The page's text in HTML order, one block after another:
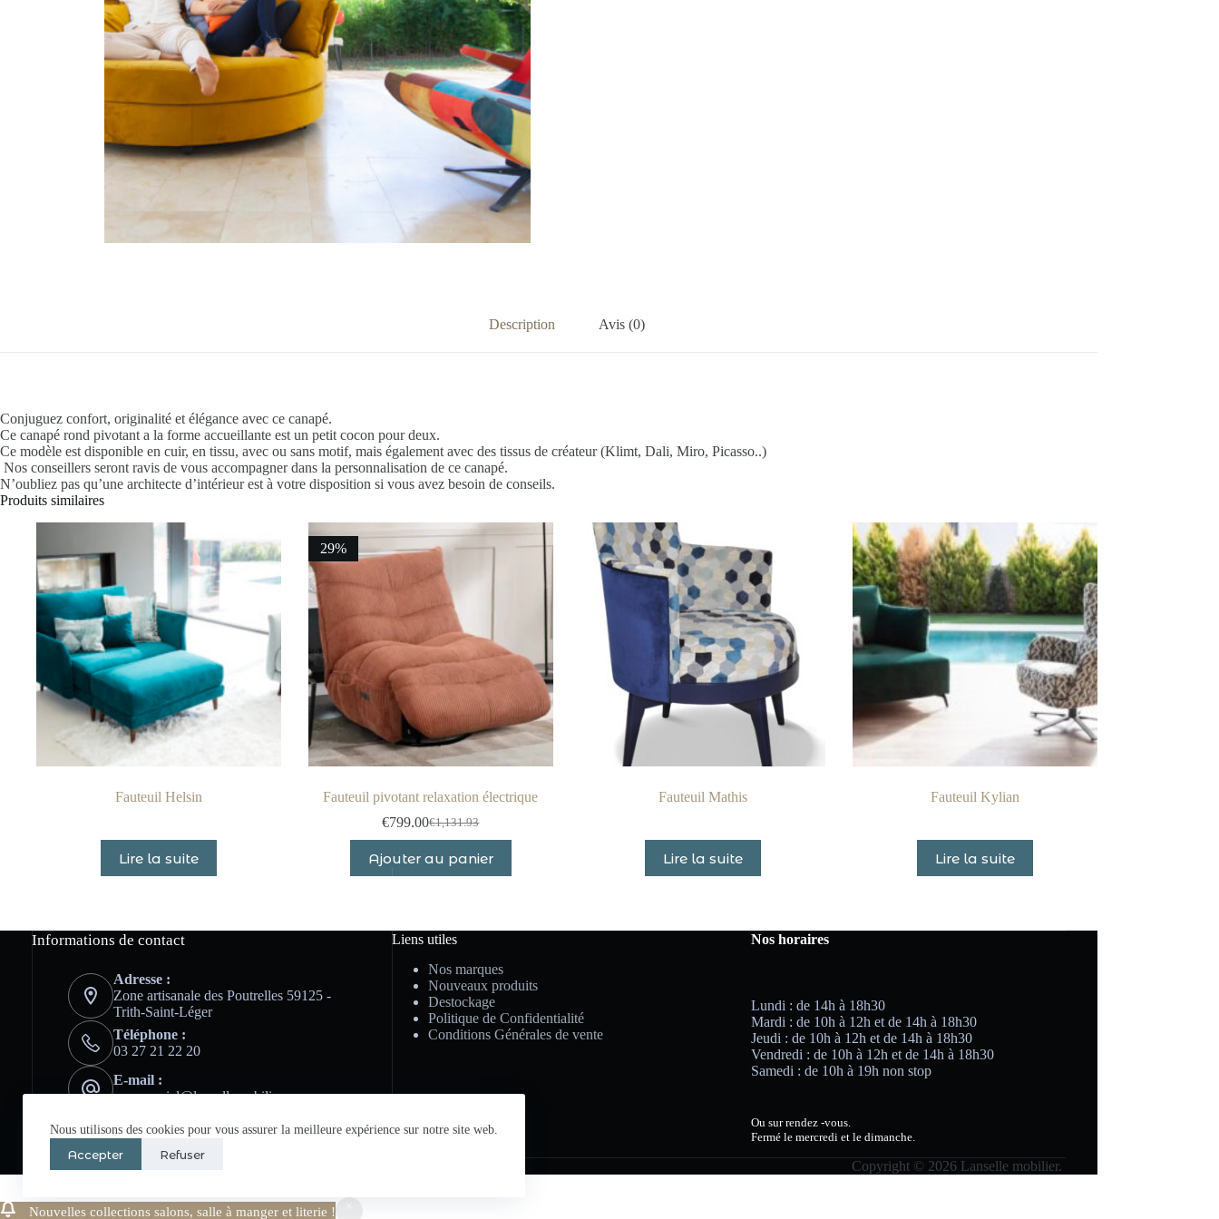
Nouvelles collections salons, salle à manger et literie !
Nous utilisons des cookies pour vous assurer la meilleure expérience sur notre site web.
Accepter Refuser
Description Avis (0)
Conjuguez confort, originalité et élégance avec ce canapé.
Ce canapé rond pivotant a la forme accueillante est un petit cocon pour deux.
Ce modèle est disponible en cuir, en tissu, avec ou sans motif, mais également avec des tissus de créateur (Klimt, Dali, Miro, Picasso..)
Nos conseillers seront ravis de vous accompagner dans la personnalisation de ce canapé.
N’oubliez pas qu’une architecte d’intérieur est à votre disposition si vous avez besoin de conseils.
Produits similaires
Fauteuil Helsin
Lire la suite
29%
Fauteuil pivotant relaxation électrique
€1,131.93
Le
initial
était :
€799.00Le
actuel
est :
Ajouter au panier
Fauteuil Mathis
Lire la suite
Fauteuil Kylian
Lire la suite
Informations de contact
Adresse :
Zone artisanale des Poutrelles 59125 -
Trith-Saint-Léger
Téléphone :
03 27 21 22 20
E-mail :
commercial@lansellemobilier.com
Liens utiles
Nos marques
Nouveaux produits
Destockage
Politique de Confidentialité
Conditions Générales de vente
Nos horaires
Lundi : de 14h à 18h30
Mardi : de 10h à 12h et de 14h à 18h30
Jeudi : de 10h à 12h et de 14h à 18h30
Vendredi : de 10h à 12h et de 14h à 18h30
Samedi : de 10h à 19h non stop
Ou sur rendez -vous.
Fermé le mercredi et le dimanche.
Copyright © 2026 Lanselle mobilier.